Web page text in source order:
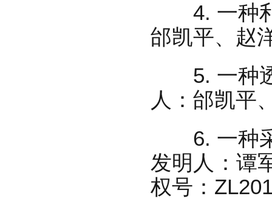
4. 一种利
邰凯平、赵
5. 一种透
人：邰凯平
6. 一种采
发明人：谭
权号：